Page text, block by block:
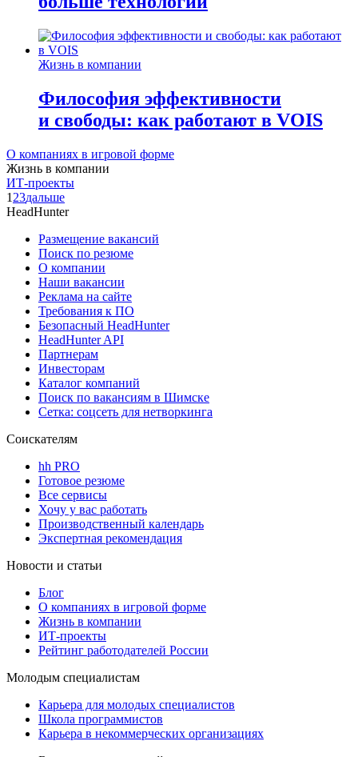
Жизнь в компании
Философия эффективности
и свободы: как работают в VOIS
О компаниях в игровой форме
Жизнь в компании
ИТ-проекты
1 23дальше
HeadHunter
Размещение вакансий
Поиск по резюме
О компании
Наши вакансии
Реклама на сайте
Требования к ПО
Безопасный HeadHunter
HeadHunter API
Партнерам
Инвесторам
Каталог компаний
Поиск по вакансиям в Шимске
Сетка: соцсеть для нетворкинга
Соискателям
hh PRO
Готовое резюме
Все сервисы
Хочу у вас работать
Производственный календарь
Экспертная рекомендация
Новости и статьи
Блог
О компаниях в игровой форме
Жизнь в компании
ИТ-проекты
Рейтинг работодателей России
Молодым специалистам
Карьера для молодых специалистов
Школа программистов
Карьера в некоммерческих организациях